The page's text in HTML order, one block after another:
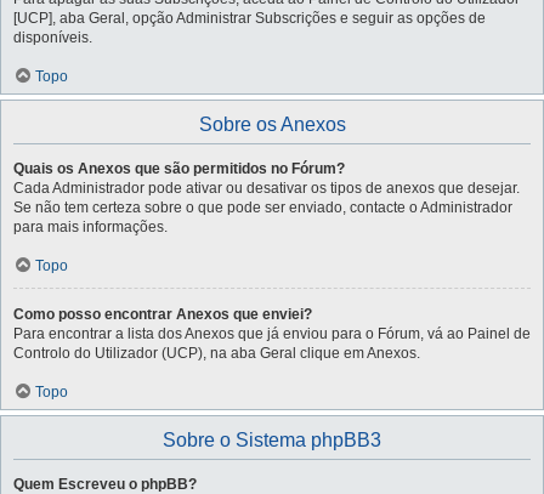
[UCP], aba Geral, opção Administrar Subscrições e seguir as opções de
disponíveis.
Topo
Sobre os Anexos
Quais os Anexos que são permitidos no Fórum?
Cada Administrador pode ativar ou desativar os tipos de anexos que desejar.
Se não tem certeza sobre o que pode ser enviado, contacte o Administrador
para mais informações.
Topo
Como posso encontrar Anexos que enviei?
Para encontrar a lista dos Anexos que já enviou para o Fórum, vá ao Painel de
Controlo do Utilizador (UCP), na aba Geral clique em Anexos.
Topo
Sobre o Sistema phpBB3
Quem Escreveu o phpBB?